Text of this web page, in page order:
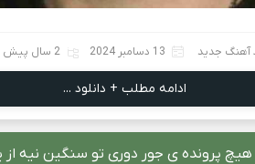
آهنگ جدید 13 دسامبر 2024 2 سال پیش
ادامه مطلب + دانلود ...
هیچ پرونده ی جور دوری تو سنگین نیه